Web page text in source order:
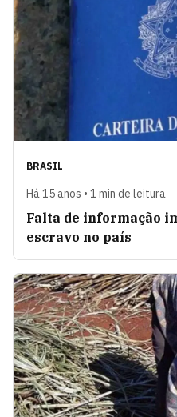
BRASIL
Há 15 anos • 1 min de leitura
Falta de informação
escravo no país